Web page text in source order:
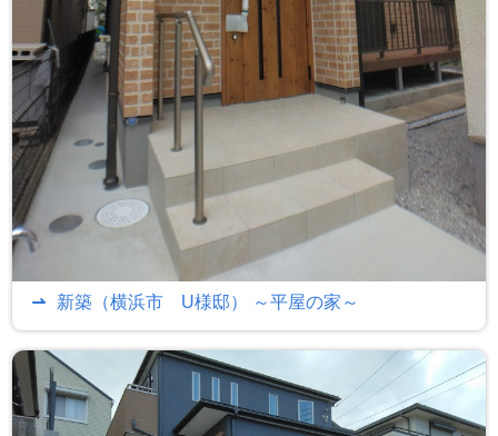
新築（横浜市 U様邸） ～平屋の家～